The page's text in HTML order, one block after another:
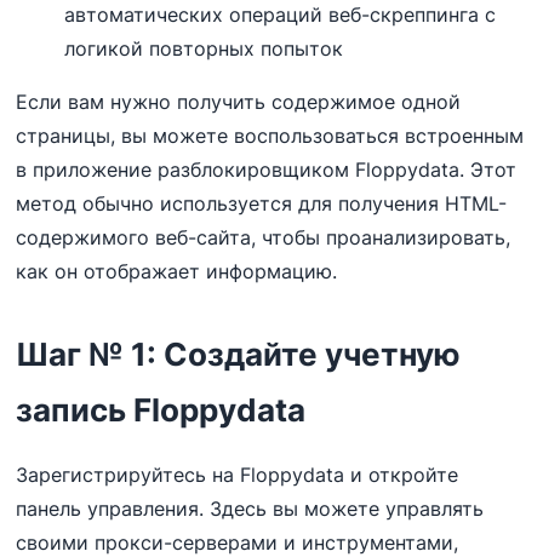
автоматических операций веб-скреппинга с
логикой повторных попыток
Если вам нужно получить содержимое одной
страницы, вы можете воспользоваться встроенным
в приложение разблокировщиком Floppydata. Этот
метод обычно используется для получения HTML-
содержимого веб-сайта, чтобы проанализировать,
как он отображает информацию.
Шаг № 1: Создайте учетную
запись Floppydata
Зарегистрируйтесь на Floppydata и откройте
панель управления. Здесь вы можете управлять
своими прокси-серверами и инструментами,